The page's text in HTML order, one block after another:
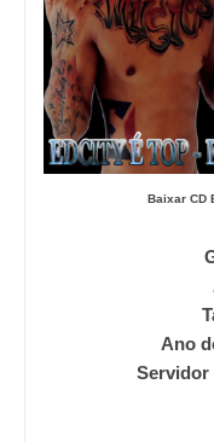
Baixar CD
Ano
Servidor